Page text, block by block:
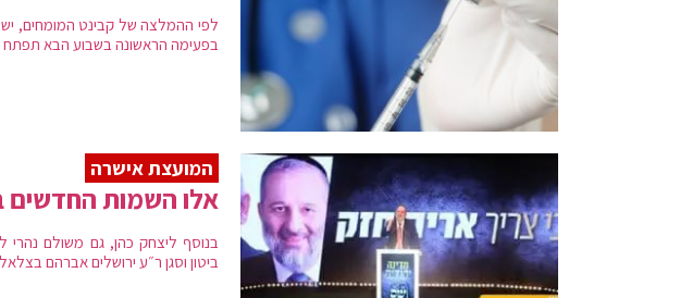
לפי ההמלצה של קבינט המומחים,
בפעימה הראשונה בשבוע הבא תפתח
המועצת אישרה
אלו השמות
בנוסף ליצחק כהן, גם משולם
ביטון וסגן ר״ע ירושלים אברהם